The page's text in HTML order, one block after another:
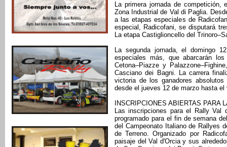
La primera jornada de
Zona Industrial de Val di Paglia.
a las etapas especiales de
especial, Radicofani, se disputará
La etapa Castiglioncello del
La segunda jornada, el domingo
especiales más, que abarcarán
Cetona–Piazze y
Casciano dei Bagni. La carrera
victoria de los ganadores
desde el jueves 12 de marzo hasta el
INSCRIPCIONES ABIERTAS PARA
Las inscripciones para el Rally Val
programado para el fin de semana
del Campeonato Italiano de Rallyes
de Terreno. Organizado por
paisaje del Val d'Orcia y sus